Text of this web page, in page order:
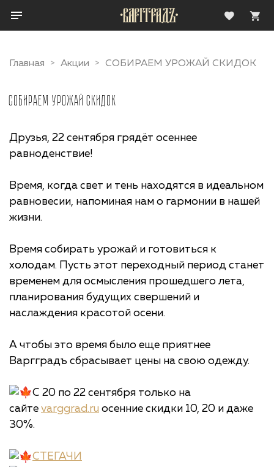
Главная Акции СОБИРАЕМ УРОЖАЙ СКИДОК
СОБИРАЕМ УРОЖАЙ СКИДОК
Друзья, 22 сентября грядёт осеннее
равноденствие!
Время, когда свет и тень находятся в идеальном
равновесии, напоминая нам о гармонии в нашей
жизни.
Время собирать урожай и готовиться к
холодам. Пусть этот переходный период станет
временем для осмысления прошедшего лета,
планирования будущих свершений и
наслаждения красотой осени.
А чтобы это время было еще приятнее
Варгградъ сбрасывает цены на свою одежду.
С 20 по 22 сентября только на
сайте varggrad.ru осенние скидки 10, 20 и даже
30%.
СТЕГАЧИ